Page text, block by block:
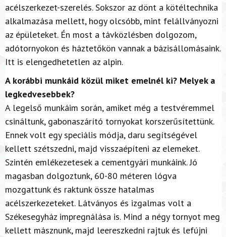
acélszerkezet-szerelés. Sokszor az dönt a kötéltechnika
alkalmazása mellett, hogy olcsóbb, mint felállványozni
az épületeket. Én most a távközlésben dolgozom,
adótornyokon és háztetőkön vannak a bázisállomásaink.
Itt is elengedhetetlen az alpin.
A korábbi munkáid közül miket emelnél ki? Melyek a
legkedvesebbek?
A legelső munkáim során, amiket még a testvéremmel
csináltunk, gabonaszárító tornyokat korszerűsítettünk.
Ennek volt egy speciális módja, daru segítségével
kellett szétszedni, majd visszaépíteni az elemeket.
Szintén emlékezetesek a cementgyári munkáink. Jó
magasban dolgoztunk, 60-80 méteren lógva
mozgattunk és raktunk össze hatalmas
acélszerkezeteket. Látványos és izgalmas volt a
Székesegyház impregnálása is. Mind a négy tornyot meg
kellett másznunk, majd leereszkedni rajtuk és lefújni